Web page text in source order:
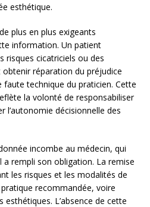
esthétique.
plus en plus exigeants
information. Un patient
risques cicatriciels ou des
réparation du préjudice
faute technique du praticien. Cette
la volonté de responsabiliser
l’autonomie décisionnelle des
incombe au médecin, qui
a rempli son obligation. La remise
les risques et les modalités de
recommandée, voire
L’absence de cette